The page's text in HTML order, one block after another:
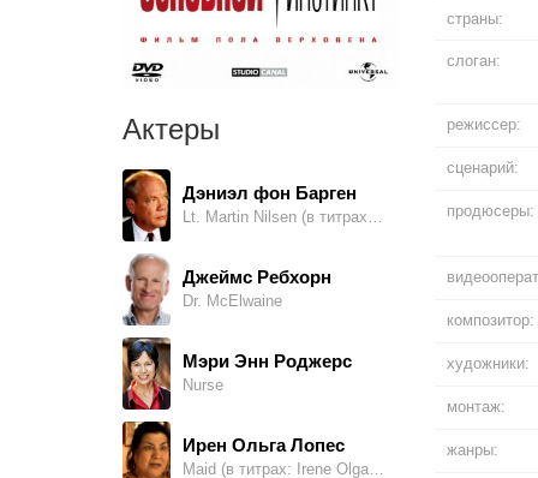
Актеры
Дэниэл фон Барген
Джеймс Ребхорн
Dr. McElwaine
Мэри Энн Роджерс
Nurse
Ирен Ольга Лопес
страны:
слоган:
режиссер:
сценарий:
продюсеры:
композитор:
художники:
монтаж:
жанры: